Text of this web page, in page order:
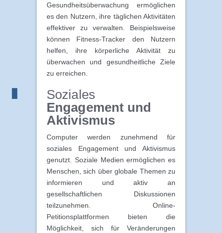
Gesundheitsüberwachung ermöglichen
es den Nutzern, ihre täglichen Aktivitäten
effektiver zu verwalten. Beispielsweise
können Fitness-Tracker den Nutzern
helfen, ihre körperliche Aktivität zu
überwachen und gesundheitliche Ziele
zu erreichen.
Soziales
Engagement und
Aktivismus
Computer werden zunehmend für
soziales Engagement und Aktivismus
genutzt. Soziale Medien ermöglichen es
Menschen, sich über globale Themen zu
informieren und aktiv an
gesellschaftlichen Diskussionen
teilzunehmen. Online-
Petitionsplattformen bieten die
Möglichkeit, sich für Veränderungen